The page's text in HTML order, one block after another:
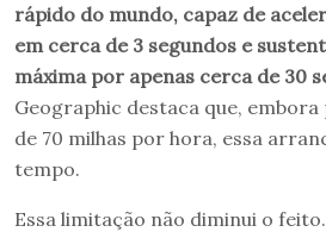
rápido do mundo, capaz de
em cerca de 3 segundos e
máxima por apenas cerca de 30
Geographic destaca que,
de 70 milhas por hora, essa
tempo.
Essa limitação não diminui o